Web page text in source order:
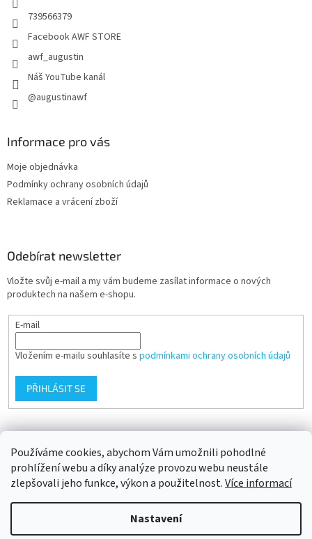
Používáme cookies, abychom Vám umožnili pohodlné
prohlížení webu a díky analýze provozu webu neustále
zlepšovali jeho funkce, výkon a použitelnost.Více informací
Nastavení
739566379
Facebook AWF STORE
awf_augustin
Náš YouTube kanál
@augustinawf
Informace pro vás
Moje objednávka
Podmínky ochrany osobních údajů
Reklamace a vrácení zboží
Odebírat newsletter
Vložte svůj e-mail a my vám budeme zasílat informace o nových
produktech na našem e-shopu.
E-mail
Vložením e-mailu souhlasíte s podmínkami ochrany osobních údajů
PŘIHLÁSIT SE
Vytvořil Shoptet